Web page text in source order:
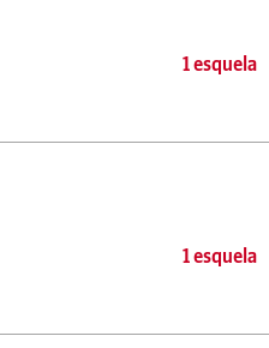
1 esquela
1 esquela